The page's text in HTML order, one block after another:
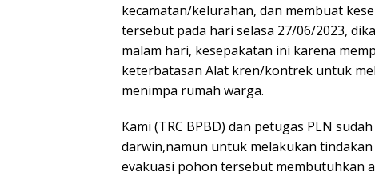
kecamatan/kelurahan, dan membuat
tersebut pada hari selasa 27/06/2023,
malam hari, kesepakatan ini karena
keterbatasan Alat kren/kontrek untuk
menimpa rumah warga.
Kami (TRC BPBD) dan petugas PLN
darwin,namun untuk melakukan
evakuasi pohon tersebut membutuhkan